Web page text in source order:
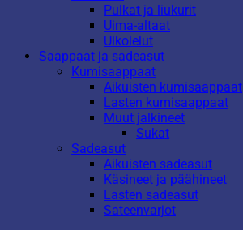
Pulkat ja liukurit
Uima-altaat
Ulkolelut
Saappaat ja sadeasut
Kumisaappaat
Aikuisten kumisaappaat
Lasten kumisaappaat
Muut jalkineet
Sukat
Sadeasut
Aikuisten sadeasut
Käsineet ja päähineet
Lasten sadeasut
Sateenvarjot